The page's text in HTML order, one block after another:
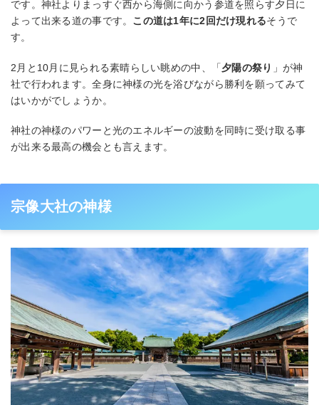
です。神社よりまっすぐ西から海側に向かう参道を照らす夕日に
よって出来る道の事です。 この道は1年に2回だけ現れるそうで
す。
2月と10月に見られる素晴らしい眺めの中、「夕陽の祭り 」が神
社で行われます。全身に神様の光を浴びながら勝利を願ってみて
はいかがでしょうか。
神社の神様のパワーと光のエネルギーの波動を同時に受け取る事
が出来る最高の機会とも言えます。
宗像大社の神様